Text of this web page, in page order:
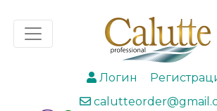
Логин